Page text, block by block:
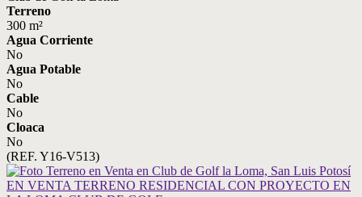
Terreno
300 m²
Agua Corriente
No
Agua Potable
No
Cable
No
Cloaca
No
(REF. Y16-V513)